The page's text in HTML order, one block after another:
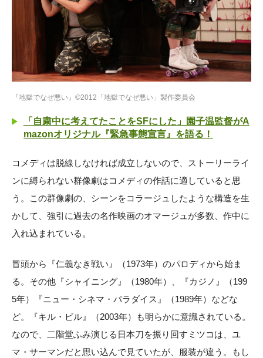
『地獄でなぜ悪い』©2012「地獄でなぜ悪い」製作委員会
「自粛中に考えてたことをSFにした」園子温監督がA
mazonオリジナル『緊急事態宣言』を語る！
コメディは脱線しなければ成立しないので、ストーリーライ
ンに縛られない群像劇はコメディの作話に適していると思
う。この群像劇の、シーンをコラージュしたような構造を生
かして、強引に過去の名作映画のオマージュが多数、作中に
入れ込まれている。
冒頭から『仁義なき戦い』（1973年）のパロディから始ま
る。その他『シャイニング』（1980年）、『カジノ』（199
5年）『ニュー・シネマ・パラダイス』（1989年）などな
ど。『キル・ビル』（2003年）も明らかに意識されている。
なので、二階堂ふみ演じる日本刀を振り回すミツコは、ユ
マ・サーマンだと思い込んで見ていたが、服装が違う。もし